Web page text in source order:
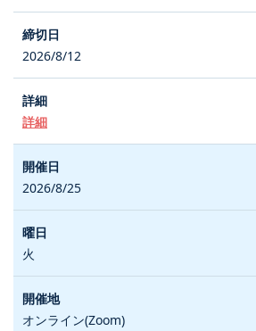
2026/8/12
詳細
2026/8/25
火
オンライン(Zoom)